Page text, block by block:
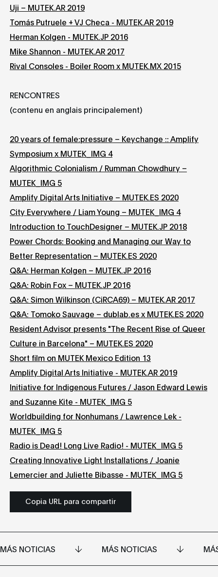
Uji – MUTEK.AR 2019
Tomás Putruele + VJ Checa - MUTEK.AR 2019
Herman Kolgen - MUTEK.JP 2016
Mike Shannon - MUTEK.AR 2017
Rival Consoles - Boiler Room x MUTEK.MX 2015
RENCONTRES
(contenu en anglais principalement)
20 years of female:pressure – Keychange :: Amplify
Symposium x MUTEK_IMG 4
Algorithmic Colonialism / Rumman Chowdhury –
MUTEK_IMG 5
Amplify Digital Arts Initiative – MUTEK.ES 2020
City Everywhere / Liam Young – MUTEK_IMG 4
Introduction to TouchDesigner – MUTEK.JP 2018
Power Chords: Booking and Managing our Way to
Better Representation – MUTEK.ES 2020
Q&A: Herman Kolgen – MUTEK.JP 2016
Q&A: Robin Fox – MUTEK.JP 2016
Q&A: Simon Wilkinson (CiRCA69) – MUTEK.AR 2017
Q&A: Tomoko Sauvage – dublab.es x MUTEK.ES 2020
Resident Advisor presents "The Recent Rise of Queer
Culture in Barcelona" – MUTEK.ES 2020
Short film on MUTEK Mexico Edition 13
Amplify Digital Arts Initiative - MUTEK.AR 2019
Initiative for Indigenous Futures / Jason Edward Lewis
and Suzanne Kite - MUTEK_IMG 5
Worldbuilding for Nonhumans / Lawrence Lek -
MUTEK_IMG 5
Radio is Dead! Long Live Radio! - MUTEK_IMG 5
Creating Innovative Light Installations / Joanie
Lemercier and Juliette Bibasse - MUTEK_IMG 5
Copia URL para compartir
MÁS NOTICIAS MÁS NOTICIAS